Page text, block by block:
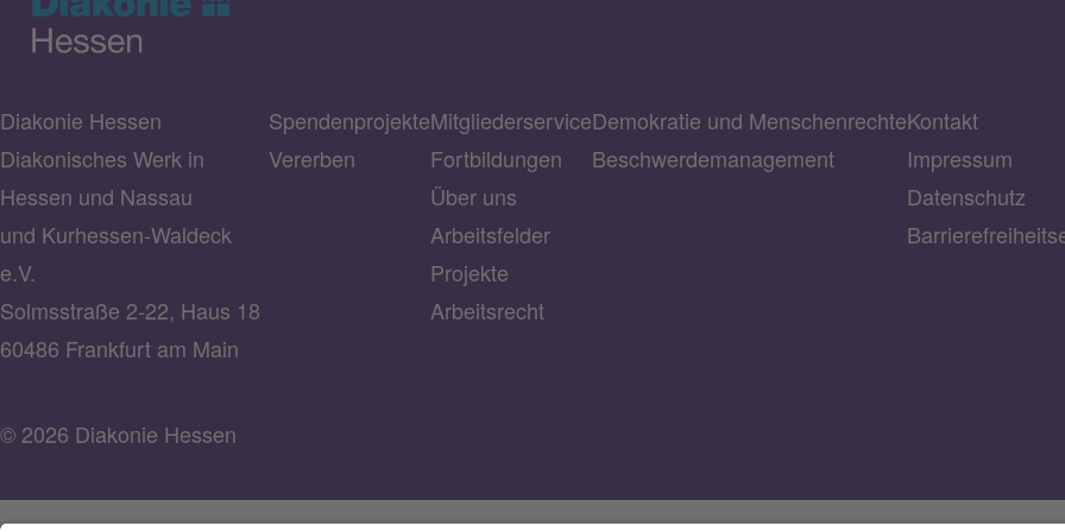
Diakonie Hessen
Diakonisches Werk in
Hessen und Nassau
und Kurhessen-Waldeck
e.V.
Solmsstraße 2-22, Haus 18
60486 Frankfurt am Main
Spendenprojekte
Vererben
Mitgliederservice
Fortbildungen
Über uns
Arbeitsfelder
Projekte
Arbeitsrecht
Demokratie und Menschenrechte
Beschwerdemanagement
Kontakt
Impressum
Datenschutz
© 2026 Diakonie Hessen